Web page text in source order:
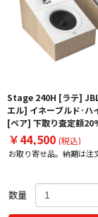
Stage 240H [ラテ]
エル] イネーブルド･ハ
[ペア] 下取り査定額
中！
￥44,500 (税込)
お取り寄せ品。納期は注
数量